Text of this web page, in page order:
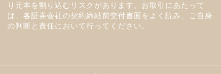
り元本を割り込むリスクがあります。お取引にあたって
は、各証券会社の契約締結前交付書面をよく読み、ご自身
の判断と責任において行ってください。